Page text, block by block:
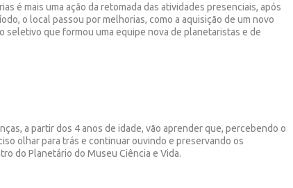
é mais uma ação da retomada das atividades presenciais, após
o local passou por melhorias, como a aquisição de um novo
seletivo que formou uma equipe nova de planetaristas e de
a partir dos 4 anos de idade, vão aprender que, percebendo o
olhar para trás e continuar ouvindo e preservando os
do Planetário do Museu Ciência e Vida.